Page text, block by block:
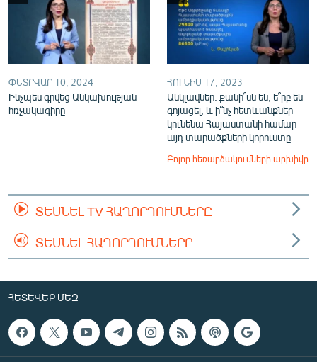
ՓԵՏՐՎԱՐ 10, 2024
Ինչպես գրվեց Անկախության
հռչակագիրը
ՀՈՒՆԻՍ 17, 2023
Անկլավներ. քանի՞սն են, ե՞րբ են
գոյացել, և ի՞նչ հետևանքներ
կունենա Հայաստանի համար
այդ տարածքների կորուստը
Բոլոր հեռարձակումների արխիվը
ՏԵՍՆԵԼ TV ՀԱՂՈՐԴՈՒՄՆԵՐԸ
ՏԵՍՆԵԼ ՀԱՂՈՐԴՈՒՄՆԵՐԸ
ՀԵՏԵՎԵՔ ՄԵԶ